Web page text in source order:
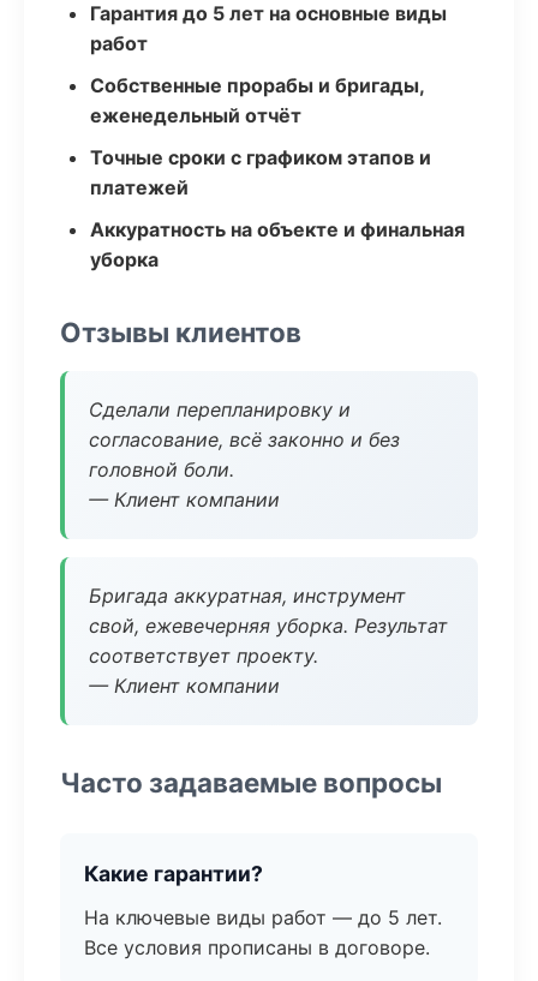
Гарантия до 5 лет на основные виды
работ
Собственные прорабы и бригады,
еженедельный отчёт
Точные сроки с графиком этапов и
платежей
Аккуратность на объекте и финальная
уборка
Отзывы клиентов
Сделали перепланировку и
согласование, всё законно и без
головной боли.
— Клиент компании
Бригада аккуратная, инструмент
свой, ежевечерняя уборка. Результат
соответствует проекту.
— Клиент компании
Часто задаваемые вопросы
Какие гарантии?
На ключевые виды работ — до 5 лет.
Все условия прописаны в договоре.